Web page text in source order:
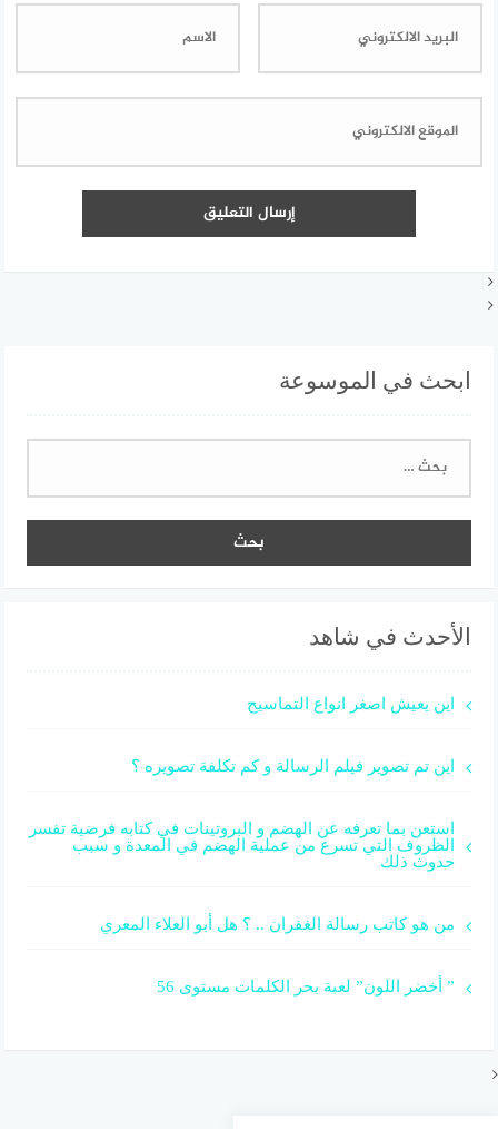
ابحث في الموسوعة
البحث
الأحدث في شاهد
اين يعيش اصغر انواع التماسيح
اين تم تصوير فيلم الرسالة و كم تكلفة تصويره ؟
استعن بما تعرفه عن الهضم و البروتينات في كتابه فرضية تفسر
الظروف التي تسرع من عملية الهضم في المعدة و سبب
حدوث ذلك
من هو كاتب رسالة الغفران .. ؟ هل أبو العلاء المعري
” أخضر اللون” لعبة بحر الكلمات مستوى 56